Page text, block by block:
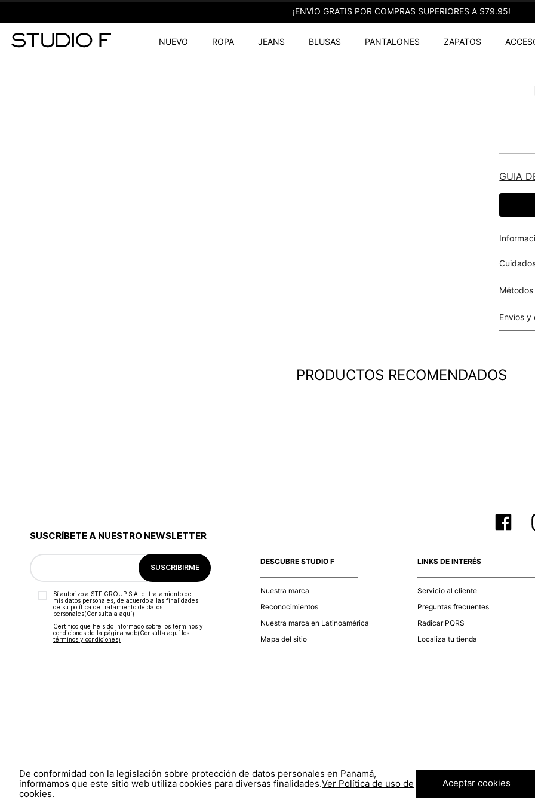
¡ENVÍO GRATIS POR COMPRAS SUPERIORES A $79.95!
NUEVO ROPA JEANS BLUSAS PANTALONES ZAPATOS
GUIA
Tarjetas
Envíos y
análisis
tu
PRODUCTOS RECOMENDADOS
SUSCRÍBETE A NUESTRO NEWSLETTER
SUSCRIBIRME
Sí autorizo a STF GROUP S.A. el tratamiento de
mis datos personales, de acuerdo a las finalidades
de su política de tratamiento de datos
personales‎(Consúltala aquí)
Certifico que he sido informado sobre los términos y
condiciones de la página web‎(Consúlta aquí los
términos y condiciones)
DESCUBRE STUDIO F
Nuestra marca
Reconocimientos
Nuestra marca en Latinoamérica
Mapa del sitio
LINKS DE INTERÉS
Servicio al cliente
Preguntas frecuentes
Radicar PQRS
Localiza tu tienda
© COPYRIGHT 2020 STF GROUP S.A. TODOS LOS DERECHOS RESERVADOS.
De conformidad con la legislación sobre protección de datos personales en Panamá,
informamos que este sitio web utiliza cookies para diversas finalidades.Ver Política de uso de
cookies.
Aceptar cookies